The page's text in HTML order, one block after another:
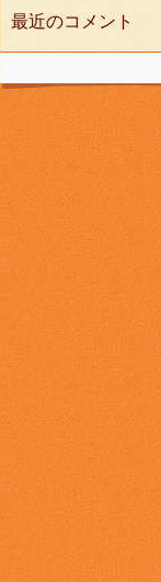
最近のコメント